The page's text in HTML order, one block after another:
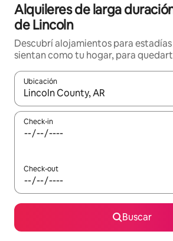
Alquileres de larga
de Lincoln
Descubrí alojamientos para estadías
sientan como tu hogar, para
Ubicación
Cuando los resultados estén
Check-in
Check-out
Buscar